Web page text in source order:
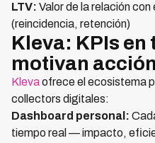
LTV: Valor de la relación
(reincidencia, retención)
Kleva: KPIs en
motivan acción
Klevaofrece el ecosistema
collectors digitales:
Dashboard personal:
tiempo real — impacto,